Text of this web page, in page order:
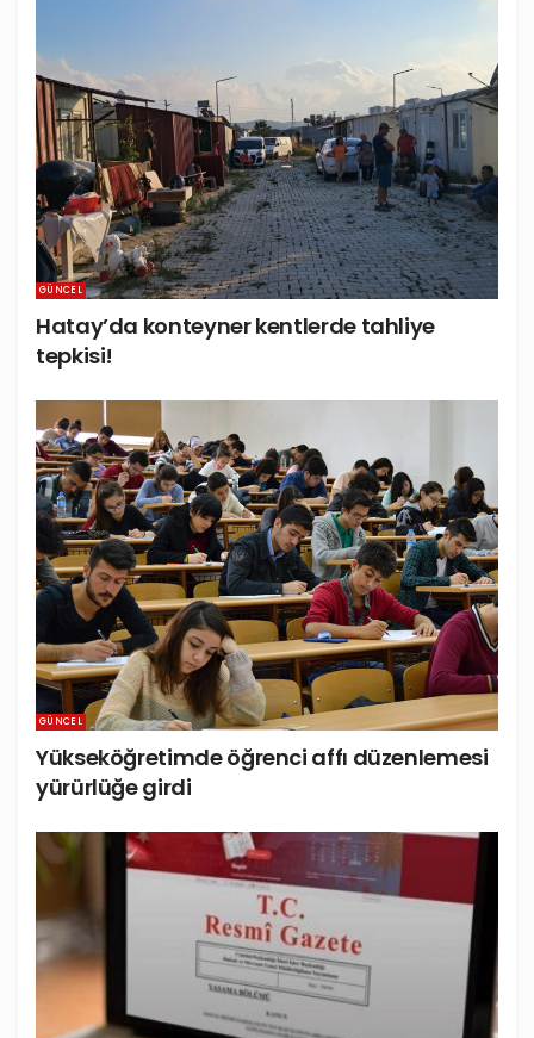
GÜNCEL
Hatay’da konteyner kentlerde tahliye
tepkisi!
GÜNCEL
Yükseköğretimde öğrenci affı düzenlemesi
yürürlüğe girdi